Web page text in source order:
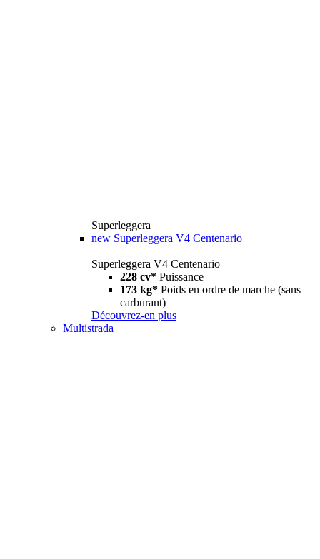
Superleggera
new Superleggera V4 Centenario
Superleggera V4 Centenario
228 cv* Puissance
173 kg* Poids en ordre de marche (sans
carburant)
Découvrez-en plus
Multistrada